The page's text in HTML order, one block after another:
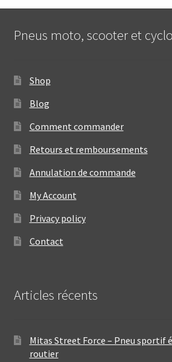
Pneus moto, scooter et
Shop
Blog
Comment commander
Retours et remboursements
Annulation de commande
My Account
Privacy policy
Contact
Articles récents
Mitas Street Force – Pneu sportif
routier